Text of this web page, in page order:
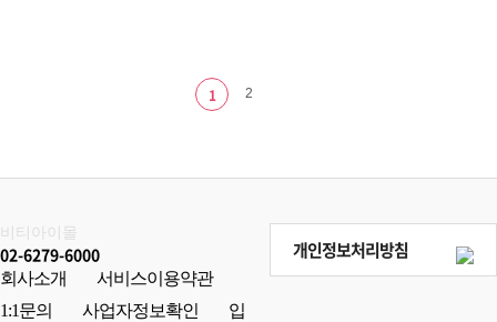
비티아이몰
02-6279-6000
회사소개
서비스이용약관
개인정보처리방침